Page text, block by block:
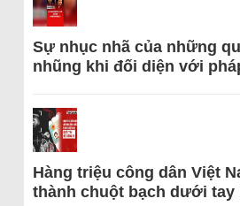
Sự nhục nhã của những
nhũng khi đối diện với
Hàng triệu công dân Việt
thành chuột bạch dưới tay